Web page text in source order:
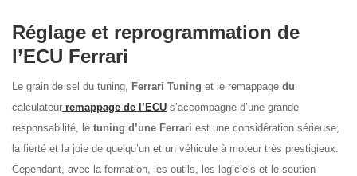
Réglage et reprogrammation de
l’ECU Ferrari
Le grain de sel du tuning, Ferrari Tuning et le remappage du
calculateur remappage de l’ECU s’accompagne d’une grande
responsabilité, le tuning d’une Ferrari est une considération sérieuse,
la fierté et la joie de quelqu’un et un véhicule à moteur très prestigieux.
Cependant, avec la formation, les outils, les logiciels et le soutien